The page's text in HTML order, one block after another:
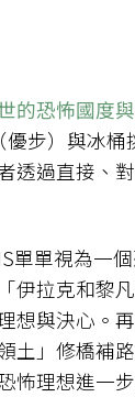
的恐怖國度
優步）與冰
透過直接、
單單視為一
伊拉克和黎
想與決心。
土」修橋補
怖理想進一